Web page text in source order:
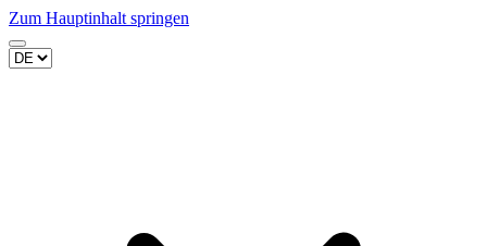
Zum Hauptinhalt springen